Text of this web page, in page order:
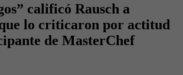
calificó Rausch a
lo criticaron por actitud
de MasterChef